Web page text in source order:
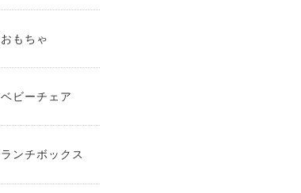
おもちゃ
ベビーチェア
ランチボックス